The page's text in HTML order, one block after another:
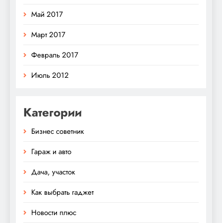
Май 2017
Март 2017
Февраль 2017
Июль 2012
Категории
Бизнес советник
Гараж и авто
Дача, участок
Как выбрать гаджет
Новости плюс